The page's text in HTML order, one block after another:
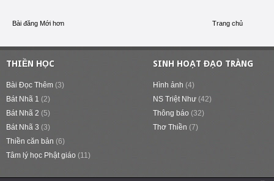
Bài đăng Mới hơn Trang chủ
THIỀN HỌC
Bài Đọc Thêm (3)
Bát Nhã 1 (2)
Bát Nhã 2 (5)
Bát Nhã 3 (3)
Thiền căn bản (6)
Tâm lý học Phật giáo (11)
SINH HOẠT ĐẠO TRÀNG
Hình ảnh (4)
NS Triệt Như (42)
Thông báo (32)
Thơ Thiền (7)